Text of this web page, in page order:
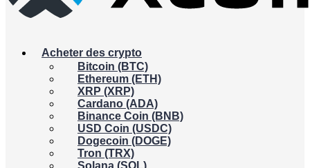
Acheter des crypto
Bitcoin (BTC)
Ethereum (ETH)
XRP (XRP)
Cardano (ADA)
Binance Coin (BNB)
USD Coin (USDC)
Dogecoin (DOGE)
Tron (TRX)
Solana (SOL)